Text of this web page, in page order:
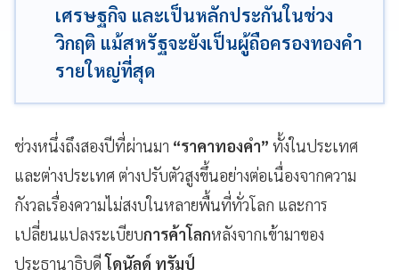
เศรษฐกิจ และเป็นหลักประกันในช่วง
วิกฤติ แม้สหรัฐจะยังเป็นผู้ถือครองทองคำ
รายใหญ่ที่สุด
ช่วงหนึ่งถึงสองปีที่ผ่านมา “ราคาทองคำ” ทั้งในประเทศ
และต่างประเทศ ต่างปรับตัวสูงขึ้นอย่างต่อเนื่องจากความ
กังวลเรื่องความไม่สงบในหลายพื้นที่ทั่วโลก และการ
เปลี่ยนแปลงระเบียบการค้าโลกหลังจากเข้ามาของ
ประธานาธิบดีโดนัลด์ ทรัมป์